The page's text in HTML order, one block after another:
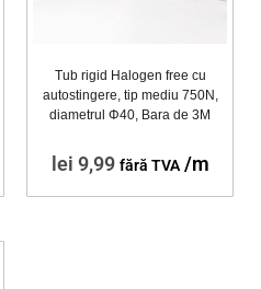
Tub rigid Halogen free cu
autostingere, tip mediu 750N,
diametrul Φ40, Bara de 3M
lei 9,99 fără TVA /m